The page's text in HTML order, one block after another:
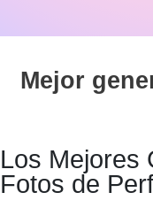
Mejor
Los Mejores
Fotos de